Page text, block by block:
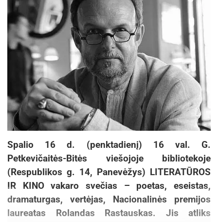
Spalio 16 d. (penktadienį) 16 val. G.
Petkevičaitės-Bitės viešojoje bibliotekoje
(Respublikos g. 14, Panevėžys) LITERATŪROS
IR KINO vakaro svečias – poetas, eseistas,
dramaturgas, vertėjas, Nacionalinės premijos
laureatas Rolandas Rastauskas. Jis atliks